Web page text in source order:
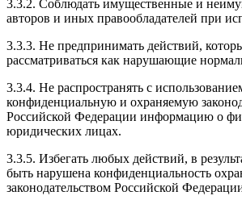
3.3.2. Соблюдать имущественные и
авторов и иных правообладателей при
3.3.3. Не предпринимать действий,
рассматриваться как нарушающие
3.3.4. Не распространять с
конфиденциальную и охраняемую
Российской Федерации информацию о
юридических лицах.
3.3.5. Избегать любых действий, в
быть нарушена конфиденциальность
законодательством Российской